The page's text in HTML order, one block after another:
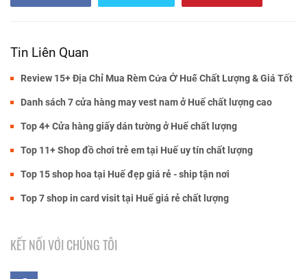
Tin Liên Quan
Review 15+ Địa Chỉ Mua Rèm Cửa Ở Huế Chất Lượng & Giá Tốt
Danh sách 7 cửa hàng may vest nam ở Huế chất lượng cao
Top 4+ Cửa hàng giấy dán tường ở Huế chất lượng
Top 11+ Shop đồ chơi trẻ em tại Huế uy tín chất lượng
Top 15 shop hoa tại Huế đẹp giá rẻ - ship tận nơi
Top 7 shop in card visit tại Huế giá rẻ chất lượng
KẾT NỐI VỚI CHÚNG TÔI